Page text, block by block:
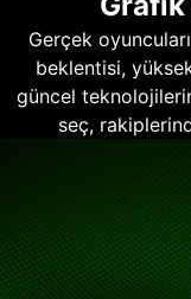
Gerçek
beklentisi,
güncel
seç,